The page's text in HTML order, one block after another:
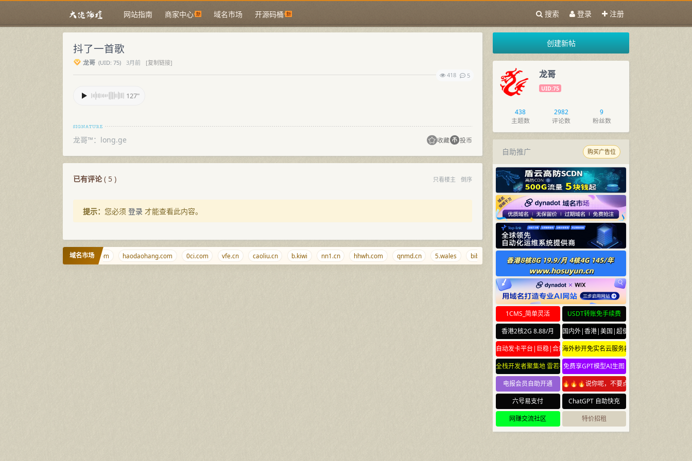
网站指南 商家中心 域名市场 开源码桶 搜索 登录 注册
抖了一首歌
龙哥 (UID: 75) 3月前
[复制链接]
418
5
127"
龙哥™：long.ge 收藏 投币
已有评论( 5 ) 只看楼主 倒序
提示： 您必须 登录 才能查看此内容。
域名市场
Nethtml.com haodaohang.com 0ci.com vfe.cn caoliu.cn b.kiwi nn1.cn hhwh.com qnmd.cn 5.wales bibi.bi 35203.com hanhaixingchen.com zhuti.com
创建新帖
龙哥
UID:75
438
主题数
2982
评论数
9
粉丝数
自助推广 购买广告位
1CMS_简单灵活
USDT转账免手续费
香港2核2G 8.88/月
国内外|香港|美国|超便宜云服务器
自动发卡平台|巨稳|合规海外秒开免实名云服务器
全栈开发者聚集地 雷若社区 leiruo.com
免费享GPT模型AI生图
电报会员自助开通
🔥🔥🔥说你呢，不要点🔥🔥🔥
六号易支付
ChatGPT 自助快充
网赚交流社区
特价招租